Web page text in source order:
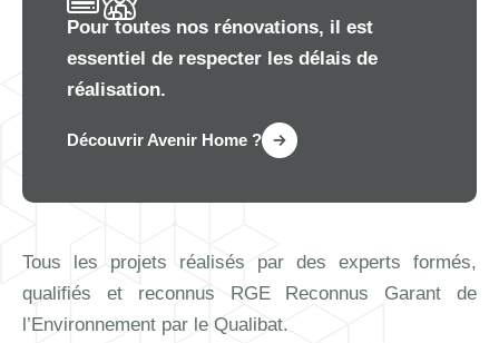
Pour toutes nos rénovations, il est
essentiel de respecter les délais de
réalisation.
Découvrir Avenir Home ?
Tous les projets réalisés par des experts formés,
qualifiés et reconnus RGE Reconnus Garant de
l’Environnement par le Qualibat.